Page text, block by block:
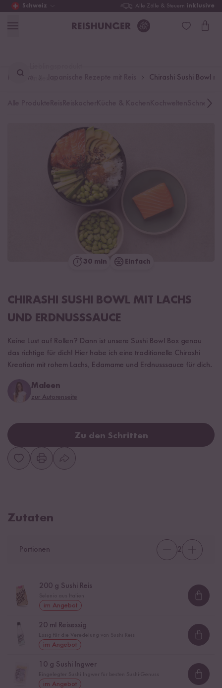
Schweiz Alle Zölle & Steuern inklusive
finden ...
Rezepte Chirashi Sushi Bowl
Schnelle
30 min Einfach
CHIRASHI SUSHI BOWL MIT LACHS
UND ERDNUSSSAUCE
Keine Lust auf Rollen? Dann ist unsere Sushi Bowl Box genau
das richtige für dich! Hier habe ich eine traditionelle Chirashi
Kreation mit rohem Lachs, Edamame und Erdnusssauce für dich.
Maleen
zur Autorenseite
Zu den Schritten
Zutaten
Portionen 2
200 g Sushi Reis
im Angebot
20 ml Reisessig
im Angebot
10 g Sushi Ingwer
im Angebot